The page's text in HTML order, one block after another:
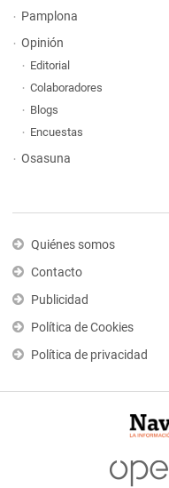
Pamplona
Opinión
Editorial
Colaboradores
Blogs
Encuestas
Osasuna
Quiénes somos
Contacto
Publicidad
Política de Cookies
Política de privacidad